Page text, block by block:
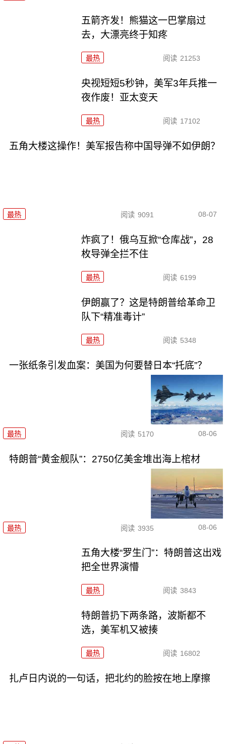
五箭齐发！熊猫这一巴掌扇过
去，大漂亮终于知疼
最热 阅读 21253
央视短短5秒钟，美军3年兵推一
夜作废！亚太变天
最热 阅读 17102
五角大楼这操作！美军报告称中国导弹不如伊朗？
最热 阅读 9091 08-07
炸疯了！俄乌互掀“仓库战”，28
枚导弹全拦不住
最热 阅读 6199
伊朗赢了？这是特朗普给革命卫
队下“精准毒计”
最热 阅读 5348
一张纸条引发血案：美国为何要替日本“托底”？
最热 阅读 5170 08-06
特朗普“黄金舰队”：2750亿美金堆出海上棺材
最热 阅读 3935 08-06
五角大楼“罗生门”：特朗普这出戏
把全世界演懵
最热 阅读 3843
特朗普扔下两条路，波斯都不
选，美军机又被揍
最热 阅读 16802
扎卢日内说的一句话，把北约的脸按在地上摩擦